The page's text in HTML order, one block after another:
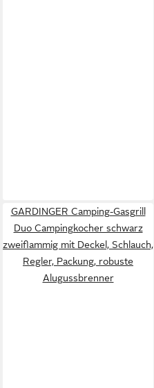
GARDINGER Camping-Gasgrill
Duo Campingkocher schwarz
zweiflammig mit Deckel, Schlauch,
Regler, Packung, robuste
Alugussbrenner